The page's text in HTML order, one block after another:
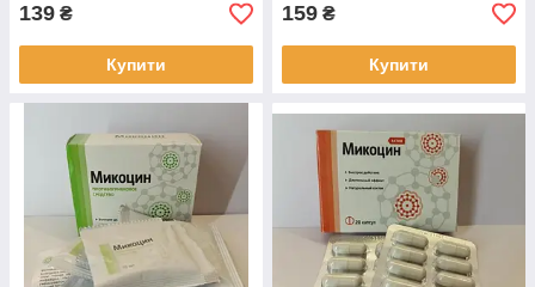
139 ₴
Купити
159 ₴
Купити